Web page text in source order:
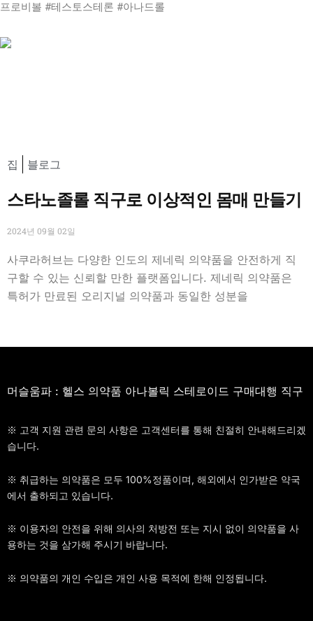
프로비볼 #테스토스테론 #아나드롤
집 블로그
스타노졸롤 직구로 이상적인 몸매 만들기
2024년 09월 02일
사쿠라허브는 다양한 인도의 제네릭 의약품을 안전하게 직
구할 수 있는 신뢰할 만한 플랫폼입니다. 제네릭 의약품은
특허가 만료된 오리지널 의약품과 동일한 성분을
머슬움파 : 헬스 의약품 아나볼릭 스테로이드 구매대행 직구
※ 고객 지원 관련 문의 사항은 고객센터를 통해 친절히 안내해드리겠
습니다.
※ 취급하는 의약품은 모두 100%정품이며, 해외에서 인가받은 약국
에서 출하되고 있습니다.
※ 이용자의 안전을 위해 의사의 처방전 또는 지시 없이 의약품을 사
용하는 것을 삼가해 주시기 바랍니다.
※ 의약품의 개인 수입은 개인 사용 목적에 한해 인정됩니다.